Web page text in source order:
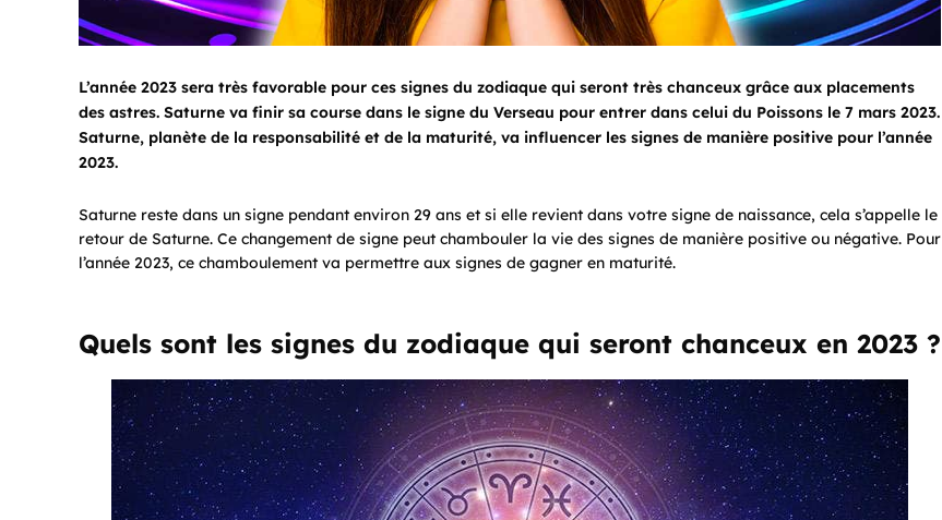
L’année 2023 sera très favorable pour ces signes du zodiaque qui seront très chanceux grâce aux placements
des astres. Saturne va finir sa course dans le signe du Verseau pour entrer dans celui du Poissons le 7 mars 2023.
Saturne, planète de la responsabilité et de la maturité, va influencer les signes de manière positive pour l’année
2023.
Saturne reste dans un signe pendant environ 29 ans et si elle revient dans votre signe de naissance, cela s’appelle le
retour de Saturne. Ce changement de signe peut chambouler la vie des signes de manière positive ou négative. Pour
l’année 2023, ce chamboulement va permettre aux signes de gagner en maturité.
Quels sont les signes du zodiaque qui seront chanceux en 2023 ?